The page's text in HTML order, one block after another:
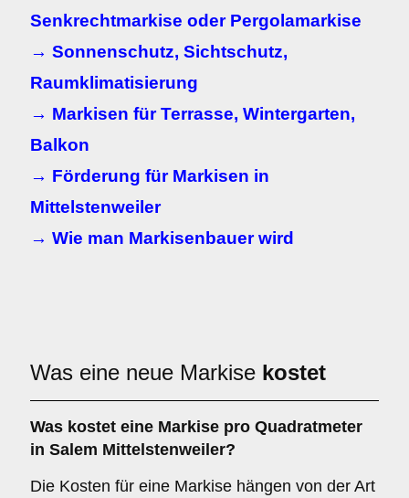
Senkrechtmarkise oder Pergolamarkise
→ Sonnenschutz, Sichtschutz,
Raumklimatisierung
→ Markisen für Terrasse, Wintergarten,
Balkon
→ Förderung für Markisen in
Mittelstenweiler
→ Wie man Markisenbauer wird
Was eine neue Markise kostet
Was kostet eine Markise pro Quadratmeter
in Salem Mittelstenweiler?
Die Kosten für eine Markise hängen von der Art